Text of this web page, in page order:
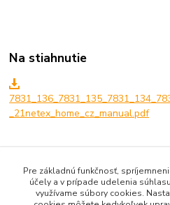
Na stiahnutie
_21netex_home_cz_manual.pdf
Tovar zaradený v
AGROTEXTÍLIE A NETKANÉ
Pre základnú funkčnosť,
účely a v prípade udelenia
využívame súbory cookies.